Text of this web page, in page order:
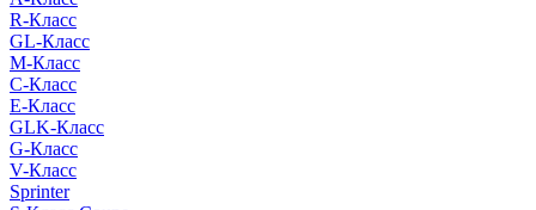
R-Класс
GL-Класс
M-Класс
C-Класс
E-Класс
GLK-Класс
G-Класс
V-Класс
Sprinter